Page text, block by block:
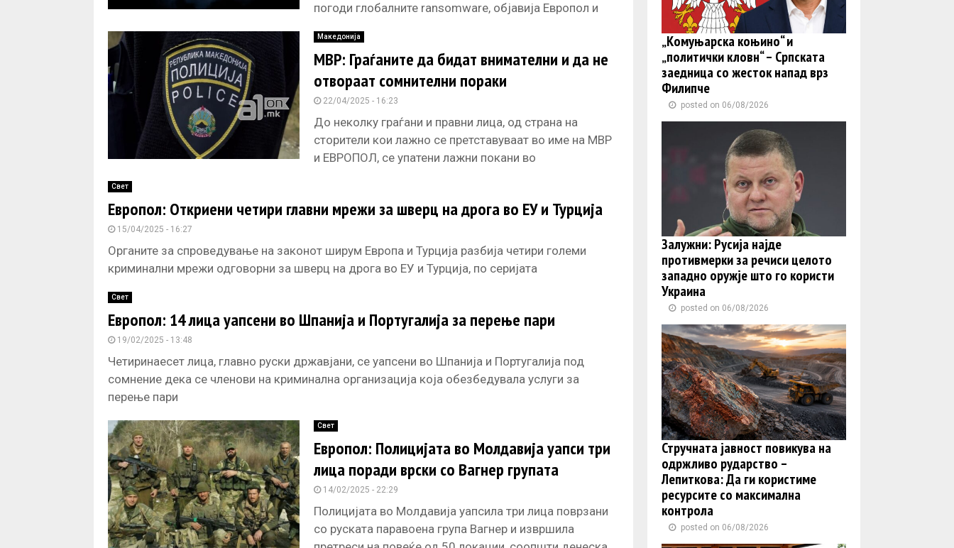
погоди глобалните ransomware, објавија Европол и
неколку
Македонија
МВР: Граѓаните да бидат внимателни и да не
отвораат сомнителни пораки
22/04/2025 - 16:23
До неколку граѓани и правни лица, од страна на
сторители кои лажно се претставуваат во име на МВР
и ЕВРОПОЛ, се упатени лажни покани во
Свет
Европол: Откриени четири главни мрежи за шверц на дрога во ЕУ и Турција
15/04/2025 - 16:27
Органите за спроведување на законот ширум Европа и Турција разбија четири големи
криминални мрежи одговорни за шверц на дрога во ЕУ и Турција, по серијата
Свет
Европол: 14 лица уапсени во Шпанија и Португалија за перење пари
19/02/2025 - 13:48
Четиринаесет лица, главно руски државјани, се уапсени во Шпанија и Португалија под
сомнение дека се членови на криминална организација која обезбедувала услуги за
перење пари
Свет
Европол: Полицијата во Молдавија уапси три
лица поради врски со Вагнер групата
14/02/2025 - 22:29
Полицијата во Молдавија уапсила три лица поврзани
со руската паравоена група Вагнер и извршила
„Комуњарска коњино“ и
„политички кловн“ – Српската
заедница со жесток напад врз
Филипче
posted on 06/08/2026
Залужни: Русија најде
противмерки за речиси целото
западно оружје што го користи
Украина
posted on 06/08/2026
Стручната јавност повикува на
одржливо рударство –
Лепиткова: Да ги користиме
ресурсите со максимална
контрола
posted on 06/08/2026